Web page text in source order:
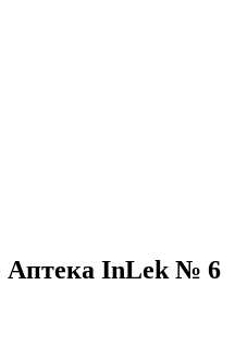
Аптека InLek № 6